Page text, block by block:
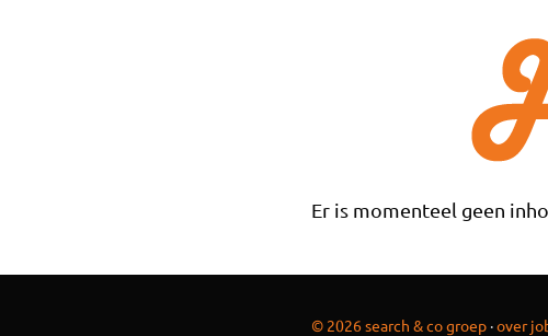
Er is momenteel geen
© 2026 search & co groep·over